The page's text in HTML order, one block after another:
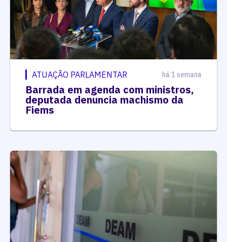
ATUAÇÃO PARLAMENTAR há 1 semana
Barrada em agenda com ministros,
deputada denuncia machismo da
Fiems